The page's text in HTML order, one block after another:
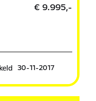
€ 9.995,-
30-11-2017